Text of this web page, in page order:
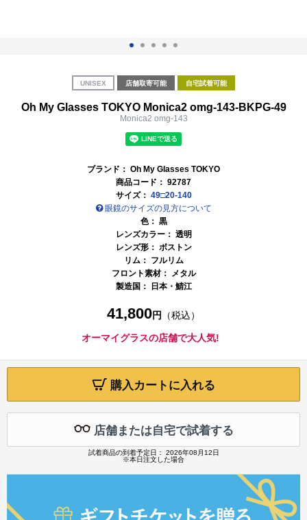
UNISEX 店舗取寄可能 自宅試着可能
Oh My Glasses TOKYO Monica2 omg-143-BKPG-49
Monica2 omg-143
ブランド： Oh My Glasses TOKYO
商品コード： 92787
サイズ： 49□20-140
眼鏡のサイズの見方について
色： 黒
レンズカラー： 透明
レンズ形： ボストン
リム： フルリム
フロント素材： メタル
製造国：
日本・鯖江
41,800円 （税込）
オーマイグラスの店舗で大人気!
購入カートに入れる
店舗または自宅で試着する
試着商品の到着予定日： 2026年08月12日
※本日注文した場合